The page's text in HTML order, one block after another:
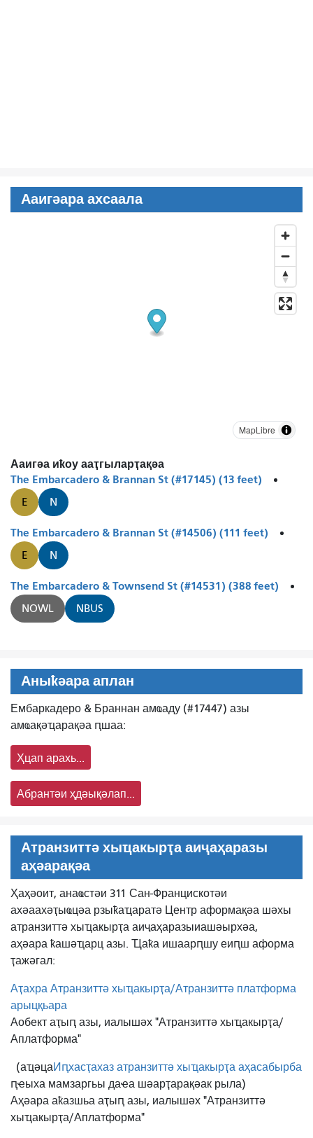
Ааигәара ахсаала
MapLibre
Ааигәа иҟоу ааҭгыларҭақәа
The Embarcadero & Brannan St (#17145) (13 feet)
E N
The Embarcadero & Brannan St (#14506) (111 feet)
E N
The Embarcadero & Townsend St (#14531) (388 feet)
NOWL NBUS
Аныҟәара аплан
Ембаркадеро & Браннан амҩаду (#17447) азы
амҩақәҵарақәа ԥшаа:
Ҳцап арахь...
Абрантәи ҳдәықәлап...
Атранзиттә хыҵакырҭа аиҷаҳаразы
аҳәарақәа
Ҳаҳәоит, анаҩстәи 311 Сан-Францискотәи
ахәаахәҭыҩцәа рзыҟаҵаратә Центр аформақәа шәхы
иашәырхәа,
атранзиттә хыҵакырҭа аиҷаҳаразы
аҳәара ҟашәҵарц азы. Ҵаҟа ишаарԥшу еиԥш аформа
ҭажәгал:
Аҭахра Атранзиттә хыҵакырҭа/Атранзиттә платформа
арыцқьара
Аобект аҭыԥ азы, иалышәх "Атранзиттә хыҵакырҭа/
Аплатформа"
Иԥхасҭахаз атранзиттә хыҵакырҭа аҳасабырба
(аҵәца
ԥҽыха мамзаргьы даҽа шәарҭарақәак рыла)
Аҳәара аҟазшьа аҭыԥ азы, иалышәх "Атранзиттә
хыҵакырҭа/Аплатформа"